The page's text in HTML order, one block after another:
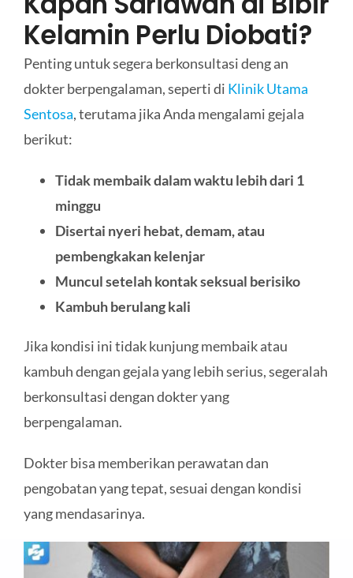
Kelamin Perlu Diobati?
Penting untuk segera berkonsultasi deng an
dokter berpengalaman, seperti di Klinik Utama
Sentosa, terutama jika Anda mengalami gejala
berikut:
Tidak membaik dalam waktu lebih dari 1
minggu
Disertai nyeri hebat, demam, atau
pembengkakan kelenjar
Muncul setelah kontak seksual berisiko
Kambuh berulang kali
Jika kondisi ini tidak kunjung membaik atau
kambuh dengan gejala yang lebih serius, segeralah
berkonsultasi dengan dokter yang
berpengalaman.
Dokter bisa memberikan perawatan dan
pengobatan yang tepat, sesuai dengan kondisi
yang mendasarinya.